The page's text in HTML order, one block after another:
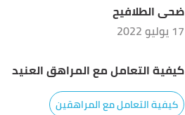
ضحى الطلافيح
17 يوليو 2022
كيفية التعامل مع المراهق العنيد
كيفية التعامل مع المراهقين